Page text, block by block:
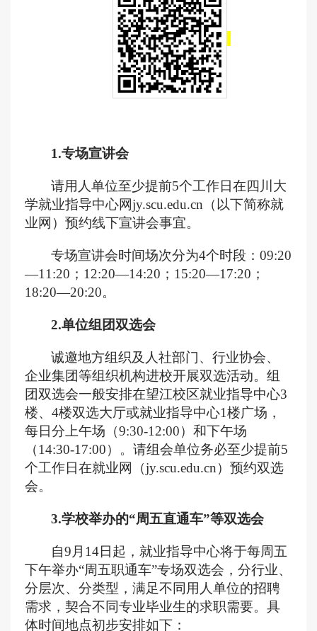
1.专场宣讲会
请用人单位至少提前5个工作日在四川大
学就业指导中心网jy.scu.edu.cn（以下简称就
业网） 预约线下宣讲会事宜。
专场宣讲会时间场次分为4个时段：09:20
—11:20；12:20—14:20；15:20—17:20；
18:20—20:20。
2.单位组团双选会
诚邀地方组织及人社部门、行业协会、
企业集团等组织机构进校开展双选活动。组
团双选会一般安排在望江校区就业指导中心3
楼、4楼双选大厅或就业指导中心1楼广场，
每日分上午场（9:30-12:00）和下午场
（14:30-17:00）。请组会单位务必至少提前5
个工作日在就业网（jy.scu.edu.cn） 预约双选
会。
3.学校举办的“周五直通车”等双选会
自9 月 14日起，就业指导中心将于每周五
下午举办“周五职通车”专场双选会，分行业、
分层次、分类型，满足不同用人单位的招聘
需求，契合不同专业毕业生的求职需要。具
体时间地点初步安排如下：